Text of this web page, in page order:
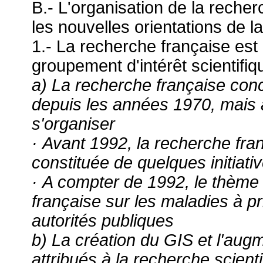
B.- L'organisation de la
les nouvelles orientations de
1.- La recherche française
groupement d'intérêt
a) La recherche française
depuis les années 1970,
s'organiser
· Avant 1992, la recherche
constituée de quelques
· A compter de 1992, le
française sur les maladies à
autorités publiques
b) La création du GIS et